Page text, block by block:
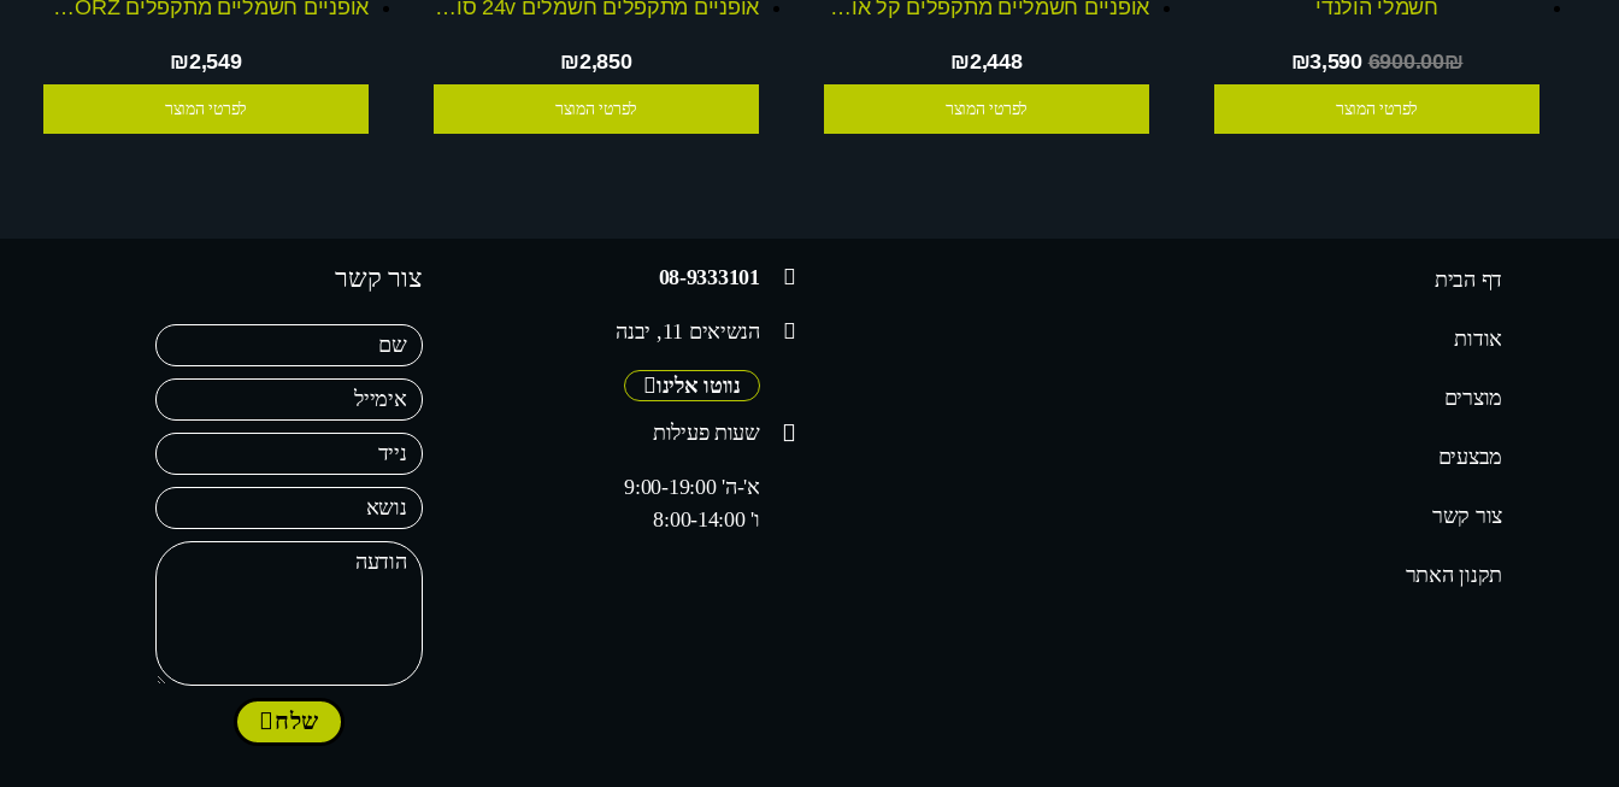
חשמלי הולנדי
₪3,5906900.00₪
לפרטי המוצר
אופניים חשמליים מתקפלים קל אופן 36V דגם 2021
₪2,448
לפרטי המוצר
אופניים מתקפלים חשמלים 24v סוללה 10 אמפר
₪2,850
לפרטי המוצר
אופניים חשמליים מתקפלים priemum 48v CORZ
₪2,549
לפרטי המוצר
דף הבית
אודות
מוצרים
מבצעים
צור קשר
תקנון האתר
08-9333101
הנשיאים 11, יבנה
נווטו אלינו
שעות פעילות
א'-ה' 9:00-19:00
ו' 8:00-14:00
צור קשר
שלח